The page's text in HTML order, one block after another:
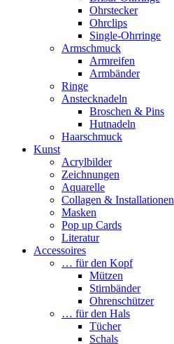
Ohrstecker
Ohrclips
Single-Ohrringe
Armschmuck
Armreifen
Armbänder
Ringe
Anstecknadeln
Broschen & Pins
Hutnadeln
Haarschmuck
Kunst
Acrylbilder
Zeichnungen
Aquarelle
Collagen & Installationen
Masken
Pop up Cards
Literatur
Accessoires
… für den Kopf
Mützen
Stirnbänder
Ohrenschützer
… für den Hals
Tücher
Schals